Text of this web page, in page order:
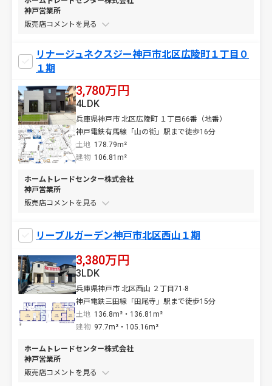
神戸営業所
販売店コメントを
リナージュネクスジー神戸市北区広陵町１丁目０
１期
3,780万円
兵庫県神戸市 北区広陵町 １丁目66番（地番）
神戸電鉄有馬線「山の街」駅まで徒歩16分
土地 178.79m²
4LDK
建物 106.81m²
ホームトレードセンター株式会社
神戸営業所
販売店コメントを
リーブルガーデン神戸市北区西山１期
3,380万円
兵庫県神戸市 北区西山 ２丁目71-8
神戸電鉄三田線「田尾寺」駅まで徒歩15分
土地 136.8m²・136.81m²
3LDK
建物 97.7m²・105.16m²
ホームトレードセンター株式会社
神戸営業所
販売店コメントを